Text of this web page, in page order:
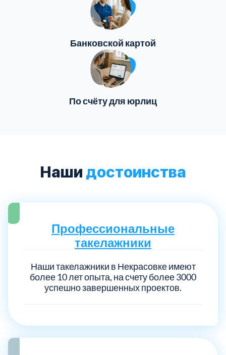
Банковской картой
По счёту для юрлиц
Наши достоинства
Профессиональные
такелажники
Наши такелажники в Некрасовке имеют
более 10 лет опыта, на счету более 3000
успешно завершенных проектов.